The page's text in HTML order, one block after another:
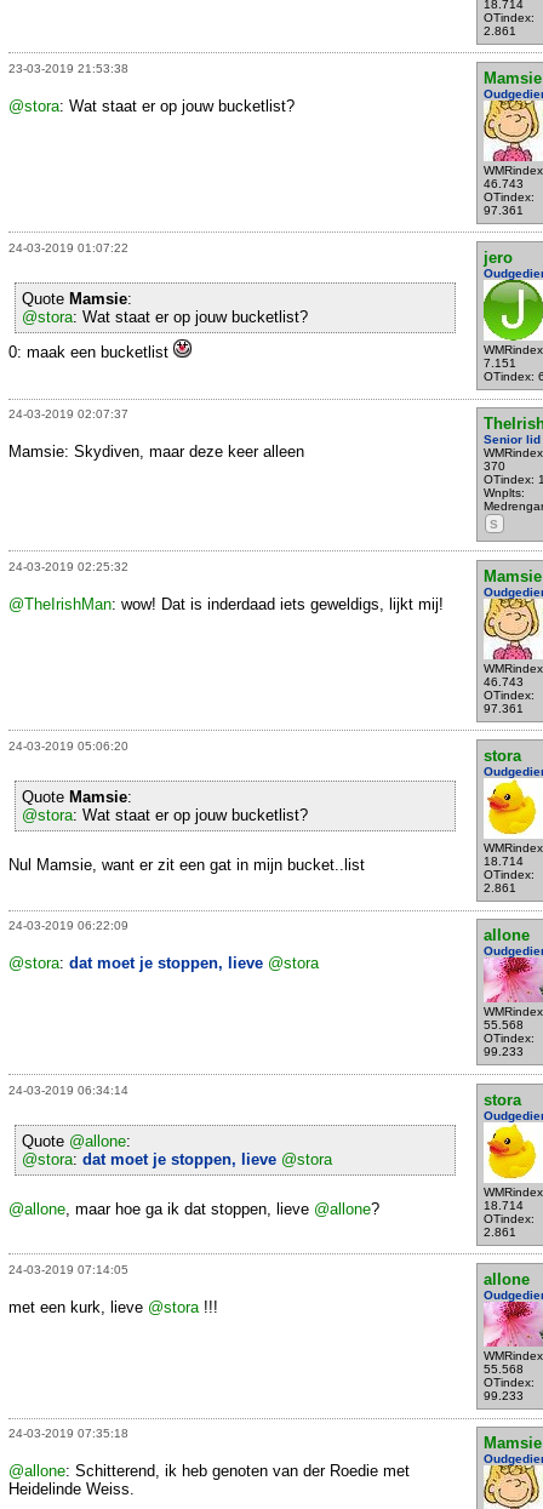
18.714
OTindex:
2.861
23-03-2019 21:53:38
Mamsie
46.743
OTindex:
97.361
@stora: Wat staat er op jouw bucketlist?
24-03-2019 01:07:22
jero
7.151
OTindex:
Quote Mamsie:
@stora: Wat staat er op jouw bucketlist?
0: maak een bucketlist
24-03-2019 02:07:37
Senior lid
370
OTindex:
Wnplts:
S
Mamsie: Skydiven, maar deze keer alleen
24-03-2019 02:25:32
Mamsie
46.743
OTindex:
97.361
@TheIrishMan: wow! Dat is inderdaad iets geweldigs, lijkt mij!
24-03-2019 05:06:20
stora
18.714
OTindex:
2.861
Quote Mamsie:
@stora: Wat staat er op jouw bucketlist?
Nul Mamsie, want er zit een gat in mijn bucket..list
24-03-2019 06:22:09
allone
55.568
OTindex:
99.233
@stora: dat moet je stoppen, lieve @stora
24-03-2019 06:34:14
stora
18.714
OTindex:
2.861
Quote @allone:
@stora: dat moet je stoppen, lieve @stora
@allone , maar hoe ga ik dat stoppen, lieve @allone?
24-03-2019 07:14:05
allone
55.568
OTindex:
99.233
met een kurk, lieve @stora!!!
24-03-2019 07:35:18
Mamsie
@allone: Schitterend, ik heb genoten van der Roedie met
Heidelinde Weiss.